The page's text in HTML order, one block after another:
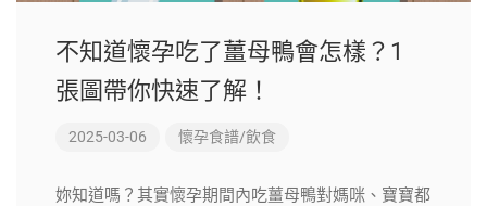
不知道懷孕吃了薑母鴨會怎樣？1
張圖帶你快速了解！
2025-03-06 懷孕食譜/飲食
妳知道嗎？其實懷孕期間內吃薑母鴨對媽咪、寶寶都